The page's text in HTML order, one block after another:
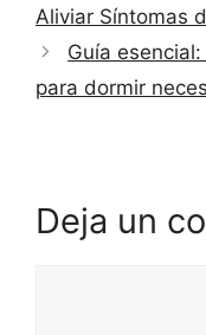
Aliviar Síntomas
Guía
para dormir
Deja un